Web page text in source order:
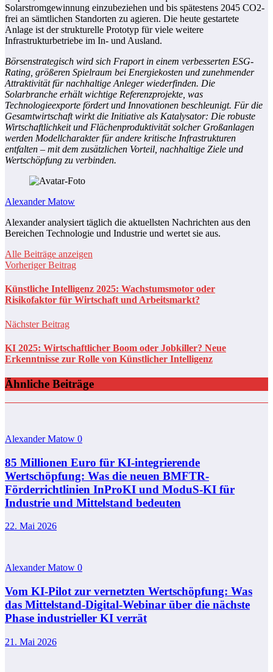
Solarstromgewinnung einzubeziehen und bis spätestens 2045 CO2-
frei an sämtlichen Standorten zu agieren. Die heute gestartete
Anlage ist der strukturelle Prototyp für viele weitere
Infrastrukturbetriebe im In- und Ausland.
Börsenstrategisch wird sich Fraport in einem verbesserten ESG-
Rating, größeren Spielraum bei Energiekosten und zunehmender
Attraktivität für nachhaltige Anleger wiederfinden. Die
Solarbranche erhält wichtige Referenzprojekte, was
Technologieexporte fördert und Innovationen beschleunigt. Für die
Gesamtwirtschaft wirkt die Initiative als Katalysator: Die robuste
Wirtschaftlichkeit und Flächenproduktivität solcher Großanlagen
werden Modellcharakter für andere kritische Infrastrukturen
entfalten – mit dem zusätzlichen Vorteil, nachhaltige Ziele und
Wertschöpfung zu verbinden.
Alexander Matow
Alexander analysiert täglich die aktuellsten Nachrichten aus den
Bereichen Technologie und Industrie und wertet sie aus.
Alle Beiträge anzeigen
Vorheriger Beitrag
Künstliche Intelligenz 2025: Wachstumsmotor oder
Risikofaktor für Wirtschaft und Arbeitsmarkt?
Nächster Beitrag
KI 2025: Wirtschaftlicher Boom oder Jobkiller? Neue
Erkenntnisse zur Rolle von Künstlicher Intelligenz
Ähnliche Beiträge
Alexander Matow 0
85 Millionen Euro für KI-integrierende
Wertschöpfung: Was die neuen BMFTR-
Förderrichtlinien InProKI und ModuS‑KI für
Industrie und Mittelstand bedeuten
22. Mai 2026
Alexander Matow 0
Vom KI-Pilot zur vernetzten Wertschöpfung: Was
das Mittelstand-Digital-Webinar über die nächste
Phase industrieller KI verrät
21. Mai 2026